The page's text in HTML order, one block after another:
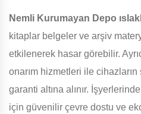
Nemli Kurumayan Depo
kitaplar belgeler ve arşiv
etkilenerek hasar görebilir.
onarım hizmetleri ile
garanti altına alınır.
için güvenilir çevre dostu ve